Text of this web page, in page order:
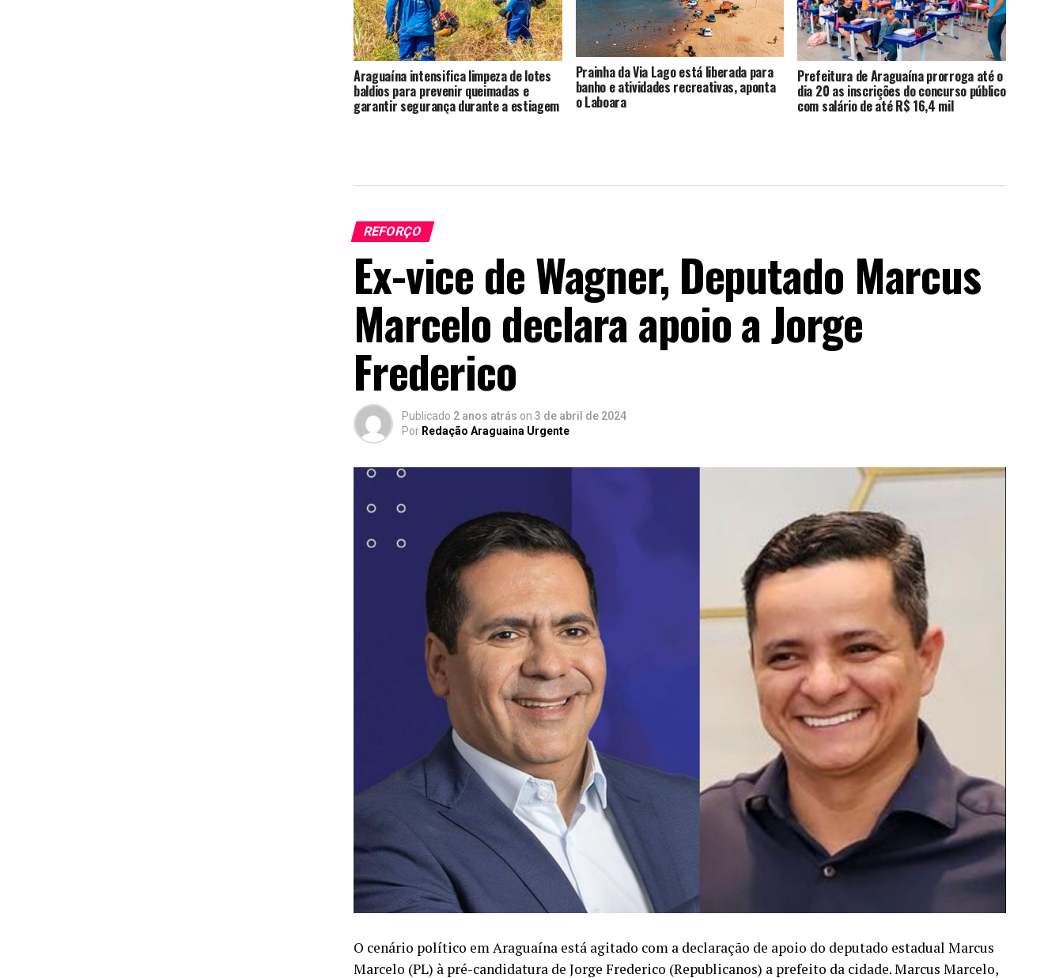
Araguaína intensifica limpeza de lotes
baldios para prevenir queimadas e
garantir segurança durante a estiagem
Prainha da Via Lago está liberada para
banho e atividades recreativas, aponta
o Laboara
Prefeitura de Araguaína prorroga até o
dia 20 as inscrições do concurso público
com salário de até R$ 16,4 mil
REFORÇO
Ex-vice de Wagner, Deputado Marcus
Marcelo declara apoio a Jorge
Frederico
Publicado 2 anos atrás on 3 de abril de 2024
Por Redação Araguaina Urgente
O cenário político em Araguaína está agitado com a declaração de apoio do deputado estadual Marcus
Marcelo (PL) à pré-candidatura de Jorge Frederico (Republicanos) a prefeito da cidade. Marcus Marcelo,